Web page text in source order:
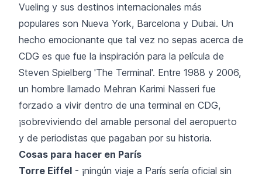
Vueling y sus destinos internacionales más
populares son Nueva York, Barcelona y Dubai. Un
hecho emocionante que tal vez no sepas acerca de
CDG es que fue la inspiración para la película de
Steven Spielberg 'The Terminal'. Entre 1988 y 2006,
un hombre llamado Mehran Karimi Nasseri fue
forzado a vivir dentro de una terminal en CDG,
¡sobreviviendo del amable personal del aeropuerto
y de periodistas que pagaban por su historia.
Cosas para hacer en París
Torre Eiffel - ¡ningún viaje a París sería oficial sin